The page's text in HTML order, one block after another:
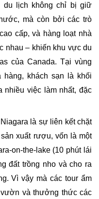
du lịch không chỉ bị giữ
mà còn bởi các trò
cấp, và hàng loạt nhà
nhau – khiến khu vực du
của Canada. Tại vùng
hàng, khách sạn là khối
nhiều việc làm nhất, đặc
là sự liên kết chặt
xuất rượu, vốn là một
on-the-lake (10 phút lái
đất trồng nho và cho ra
Vì vậy mà các tour ẩm
và thưởng thức các